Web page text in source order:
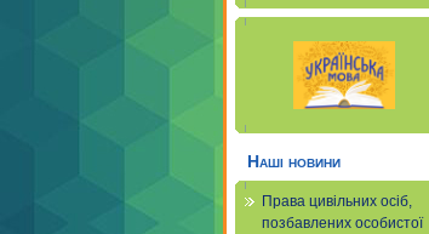
Наші новини
Права цивільних осіб,
позбавлених особистої